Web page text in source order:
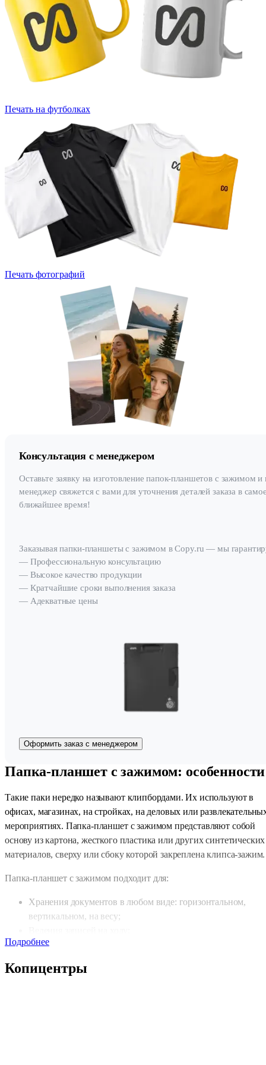
Печать на футболках
Печать фотографий
Консультация с менеджером
Оставьте заявку на изготовление папок-планшетов с зажимом
менеджер свяжется с вами для уточнения деталей заказа в
ближайшее время!
Заказывая папки-планшеты с зажимом в Copy.ru — мы
— Профессиональную консультацию
— Высокое качество продукции
— Кратчайшие сроки выполнения заказа
— Адекватные цены
Оформить заказ с менеджером
Папка-планшет с зажимом: особенности
Такие паки нередко называют клипбордами. Их используют в
офисах, магазинах, на стройках, на деловых или
мероприятиях. Папка-планшет с зажимом представляют собой
основу из картона, жесткого пластика или других синтетических
материалов, сверху или сбоку которой закреплена клипса-зажим.
Папка-планшет с зажимом подходит для:
Хранения документов в любом виде: горизонтальном,
вертикальном, на весу;
Систематизации документов: листы легко менять,
Подробнее
Копицентры